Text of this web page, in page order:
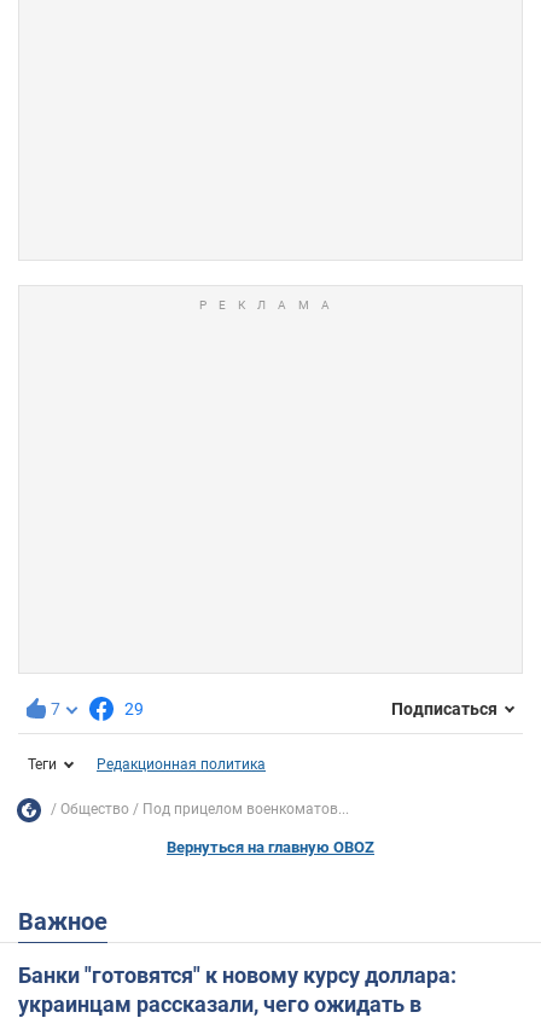
7 29 Подписаться
Теги Редакционная политика
Общество Под прицелом военкоматов...
Вернуться на главную OBOZ
Важное
Банки "готовятся" к новому курсу доллара:
украинцам рассказали, чего ожидать в